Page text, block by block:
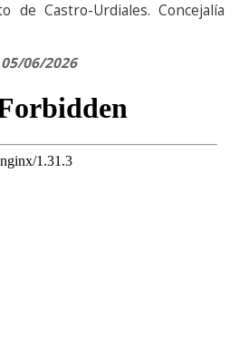
de Castro-Urdiales. Concejalía
06/2026